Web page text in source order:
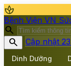
spa
Bệnh Viện VN
search
search
Cập nhật
Dinh Dưỡng